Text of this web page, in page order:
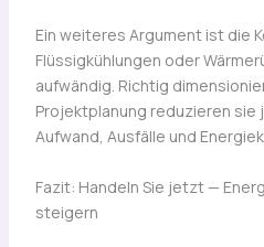
Ein weiteres Argument ist die
Flüssigkühlungen oder
aufwändig. Richtig
Projektplanung reduzieren sie
Aufwand, Ausfälle und
Fazit: Handeln Sie jetzt —
steigern